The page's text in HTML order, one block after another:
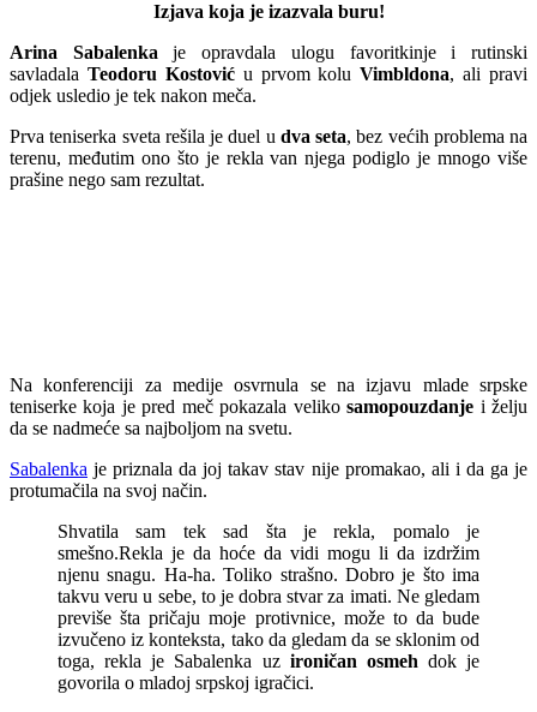
Izjava koja je izazvala buru!
Arina Sabalenka je opravdala ulogu favoritkinje i rutinski
savladala Teodoru Kostoviću prvom koluVimbldona, ali pravi
odjek usledio je tek nakon meča.
Prva teniserka sveta rešila je duel u dva seta, bez većih problema na
terenu, međutim ono što je rekla van njega podiglo je mnogo više
prašine nego sam rezultat.
Na konferenciji za medije osvrnula se na izjavu mlade srpske
teniserke koja je pred meč pokazala velikosamopouzdanje i želju
da se nadmeće sa najboljom na svetu.
Sabalenka je priznala da joj takav stav nije promakao, ali i da ga je
protumačila na svoj način.
Shvatila sam tek sad šta je rekla, pomalo je
smešno.Rekla je da hoće da vidi mogu li da izdržim
njenu snagu. Ha-ha. Toliko strašno. Dobro je što ima
takvu veru u sebe, to je dobra stvar za imati. Ne gledam
previše šta pričaju moje protivnice, može to da bude
izvučeno iz konteksta, tako da gledam da se sklonim od
toga, rekla je Sabalenka uz ironičan osmeh dok je
govorila o mladoj srpskoj igračici.